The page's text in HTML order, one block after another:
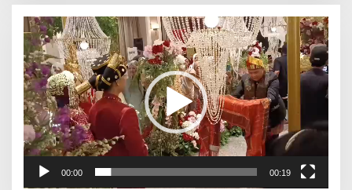
Pemutar
Video
00:00 00:19